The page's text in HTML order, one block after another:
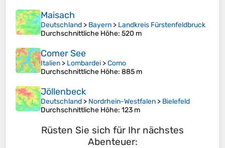
Maisach
Deutschland > Bayern > Landkreis Fürstenfeldbruck
Durchschnittliche Höhe: 520 m
Comer See
Italien > Lombardei >Como
Durchschnittliche Höhe: 885 m
Jöllenbeck
Deutschland > Nordrhein-Westfalen > Bielefeld
Durchschnittliche Höhe: 123 m
Rüsten Sie sich für Ihr nächstes
Abenteuer: